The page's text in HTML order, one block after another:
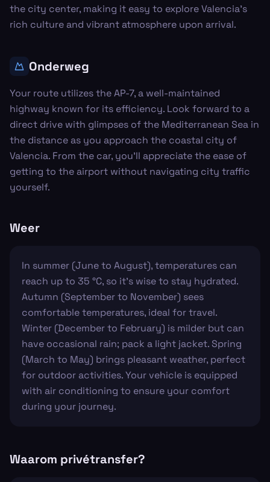
the city center, making it easy to explore Valencia's
rich culture and vibrant atmosphere upon arrival.
Onderweg
Your route utilizes the AP-7, a well-maintained
highway known for its efficiency. Look forward to a
direct drive with glimpses of the Mediterranean Sea in
the distance as you approach the coastal city of
Valencia. From the car, you'll appreciate the ease of
getting to the airport without navigating city traffic
yourself.
Weer
In summer (June to August), temperatures can
reach up to 35 °C, so it's wise to stay hydrated.
Autumn (September to November) sees
comfortable temperatures, ideal for travel.
Winter (December to February) is milder but can
have occasional rain; pack a light jacket. Spring
(March to May) brings pleasant weather, perfect
for outdoor activities. Your vehicle is equipped
with air conditioning to ensure your comfort
during your journey.
Waarom privétransfer?